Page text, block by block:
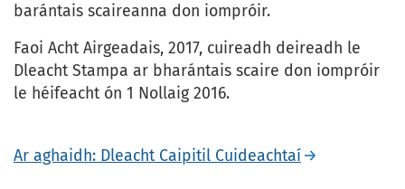
barántais scaireanna don iompróir.
Faoi Acht Airgeadais, 2017, cuireadh deireadh le
Dleacht Stampa ar bharántais scaire don iompróir
le héifeacht ón 1 Nollaig 2016.
Ar aghaidh: Dleacht Caipitil Cuideachtaí